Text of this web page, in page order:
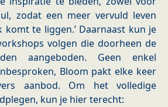
zodat een meer vervuld leven
komt te liggen.’ Daarnaast kun je
volgen die doorheen de
aangeboden. Geen enkel
Bloom pakt elke keer
aanbod. Om het volledige
kun je hier terecht: